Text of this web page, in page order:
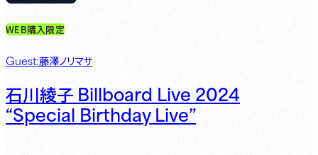
WEB購入限定
Guest:藤澤ノリマサ
石川綾子 Billboard Live 2024
“Special Birthday Live”